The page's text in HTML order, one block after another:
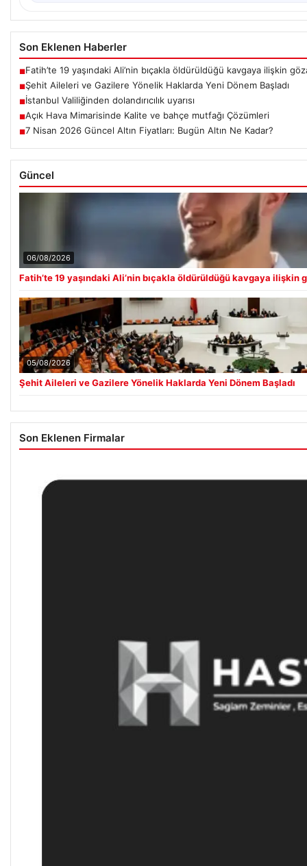
Son Eklenen Haberler
■Fatih’te 19 yaşındaki Ali’nin bıçakla öldürüldüğü kavgaya ilişkin
■Şehit Aileleri ve Gazilere Yönelik Haklarda Yeni Dönem Başladı
■İstanbul Valiliğinden dolandırıcılık uyarısı
■Açık Hava Mimarisinde Kalite ve bahçe mutfağı Çözümleri
■7 Nisan 2026 Güncel Altın Fiyatları: Bugün Altın Ne Kadar?
Güncel
06/08/2026
Fatih’te 19 yaşındaki Ali’nin bıçakla öldürüldüğü kavgaya ilişkin
05/08/2026
Şehit Aileleri ve Gazilere Yönelik Haklarda Yeni Dönem Başladı
Son Eklenen Firmalar